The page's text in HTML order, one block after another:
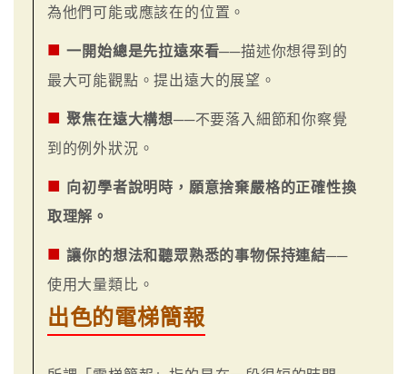
為他們可能或應該在的位置。
■ 一開始總是先拉遠來看──描述你想得到的
最大可能觀點。提出遠大的展望。
■ 聚焦在遠大構想──不要落入細節和你察覺
到的例外狀況。
■ 向初學者說明時，願意捨棄嚴格的正確性換
取理解。
■ 讓你的想法和聽眾熟悉的事物保持連結──
使用大量類比。
出色的電梯簡報